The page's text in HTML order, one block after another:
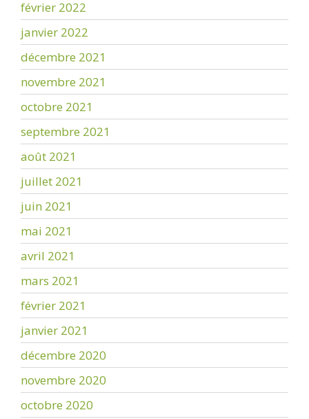
février 2022
janvier 2022
décembre 2021
novembre 2021
octobre 2021
septembre 2021
août 2021
juillet 2021
juin 2021
mai 2021
avril 2021
mars 2021
février 2021
janvier 2021
décembre 2020
novembre 2020
octobre 2020